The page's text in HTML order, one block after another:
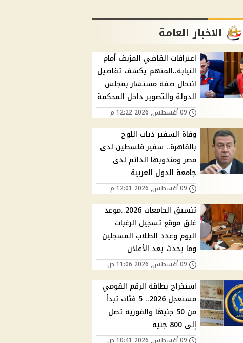
الاخبار العامة
اعترافات القاضي المزيف أمام
النيابة..المتهم يكشف تفاصيل
انتحال صفة مستشار بمجلس
الدولة والتصوير داخل المحكمة
09 أغسطس, 2026 12:22 م
وفاة السفير دياب اللوح
بالقاهرة.. سفير فلسطين لدى
مصر ومندوبها الدائم لدى
جامعة الدول العربية
09 أغسطس, 2026 12:01 م
تنسيق الجامعات 2026..موعد
غلق موقع تسجيل الرغبات
اليوم وعدد الطلاب المسجلين
وما يحدث بعد الأعلان
09 أغسطس, 2026 11:06 ص
استخراج بطاقة الرقم القومي
مستعجل 2026.. 5 فئات تبدأ
من 50 جنيهًا والفورية تصل
إلى 800 جنيه
09 أغسطس, 2026 10:41 ص